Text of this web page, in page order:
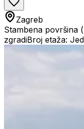
Zagreb
Stambena površina
zgradiBroj etaža: